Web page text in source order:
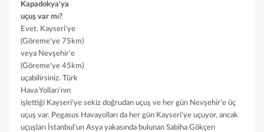
Kapadokya'ya
uçuş var mı?
Evet. Kayseri'ye
(Göreme'ye 75km)
veya Nevşehir'e
(Göreme'ye 45km)
uçabilirsiniz. Türk
Hava Yolları'nın
işlettiği Kayseri'ye sekiz doğrudan uçuş ve her gün Nevşehir'e üç
uçuş var. Pegasus Havayolları da her gün Kayseri'ye uçuyor, ancak
uçuşları İstanbul'un Asya yakasında bulunan Sabiha Gökçen